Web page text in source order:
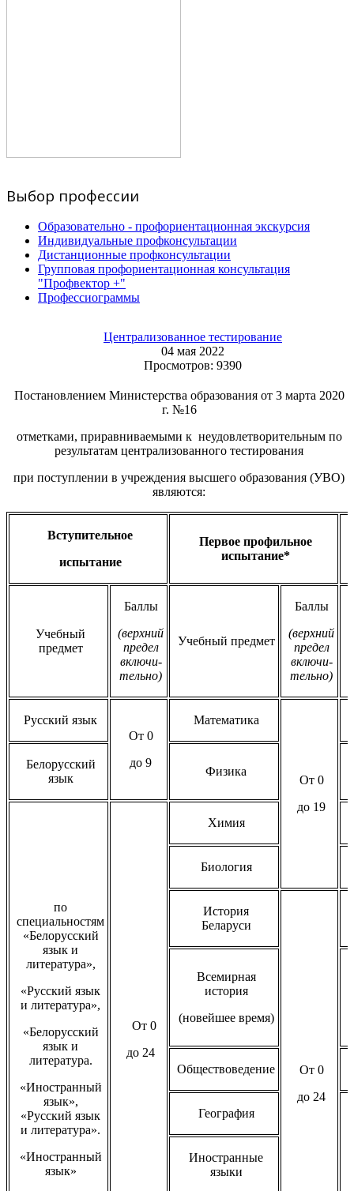
Выбор профессии
Образовательно - профориентационная экскурсия
Индивидуальные профконсультации
Дистанционные профконсультации
Групповая профориентационная консультация
"Профвектор +"
Профессиограммы
Централизованное тестирование
04 мая 2022
Просмотров: 9390
Постановлением Министерства образования от 3 марта 2020
г. №16
отметками, приравниваемыми к неудовлетворительным по
результатам централизованного тестирования
при поступлении в учреждения высшего образования (УВО)
являются:
Вступительное
испытание
Первое профильное
испытание*
Учебный
предмет
Баллы
(верхний
предел
включи-
тельно)
Учебный предмет
Баллы
(верхний
предел
включи-
тельно)
Русский язык
От 0
до 9
Математика
От 0
до 19
Белорусский
язык
Физика
по
специальностям
«Белорусский
язык и
литература»,
«Русский язык
и литература»,
«Белорусский
язык и
литература.
«Иностранный
язык»,
«Русский язык
и литература».
«Иностранный
язык»
От 0
до 24
Химия
Биология
История
Беларуси
От 0
до 24
Всемирная
история
(новейшее время)
Обществоведение
География
Иностранные
языки